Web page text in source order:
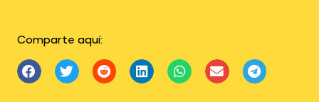
Comparte aquí: